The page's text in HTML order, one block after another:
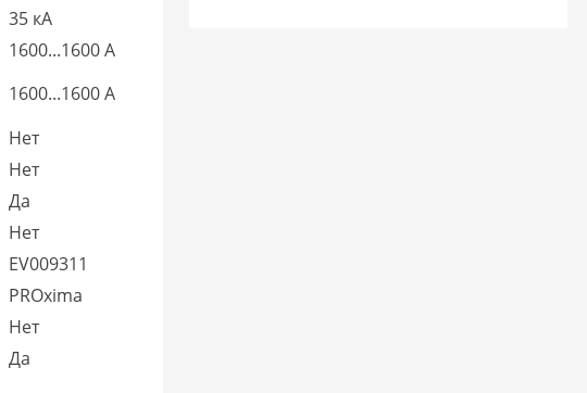
35 кА
1600...1600 А
1600...1600 А
Нет
Нет
Да
Нет
EV009311
PROxima
Нет
Да